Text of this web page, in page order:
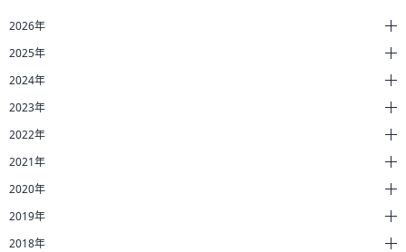
2026年
2025年
2024年
2023年
2022年
2021年
2020年
2019年
2018年